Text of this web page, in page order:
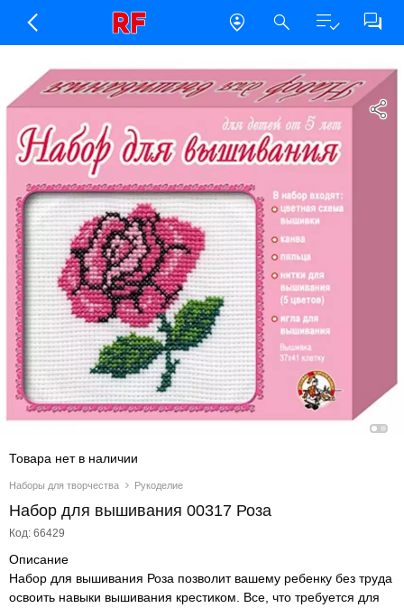
Наборы для творчества Рукоделие
Набор для вышивания 00317 Роза
Код: 66429
Товара нет в наличии
Описание
Набор для вышивания Роза позволит вашему ребенку без труда
освоить навыки вышивания крестиком. Все, что требуется для